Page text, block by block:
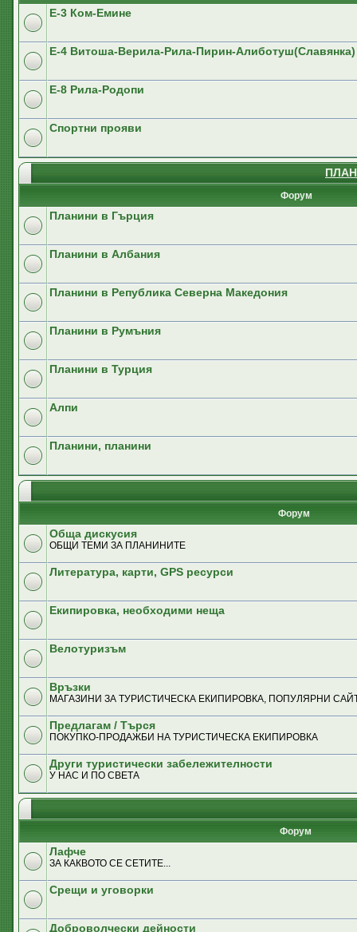
E-3 Ком-Емине
Е-4 Витоша-Верила-Рила-Пирин-Алиботуш(Славянка)
E-8 Рила-Родопи
Спортни прояви
Форум
Планини в Гърция
Планини в Албания
Планини в Република Северна Македония
Планини в Румъния
Планини в Турция
Алпи
Планини, планини
Форум
Обща дискусия
ОБЩИ ТЕМИ ЗА ПЛАНИНИТЕ
Литература, карти, GPS ресурси
Екипировка, необходими неща
Велотуризъм
Връзки
MАГАЗИНИ ЗА ТУРИСТИЧЕСКА ЕКИПИРОВКА, ПОПУЛЯРНИ
Предлагам / Търся
ПОКУПКО-ПРОДАЖБИ НА ТУРИСТИЧЕСКА ЕКИПИРОВКА
Други туристически забележителности
У НАС И ПО СВЕТА
Форум
Лафче
ЗА КАКВОТО СЕ СЕТИТЕ...
Срещи и уговорки
Доброволчески дейности